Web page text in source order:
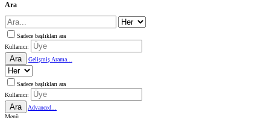
Ara
Sadece başlıkları ara
Kullanıcı:
Ara Gelişmiş Arama...
Sadece başlıkları ara
Kullanıcı:
Ara
Advanced...